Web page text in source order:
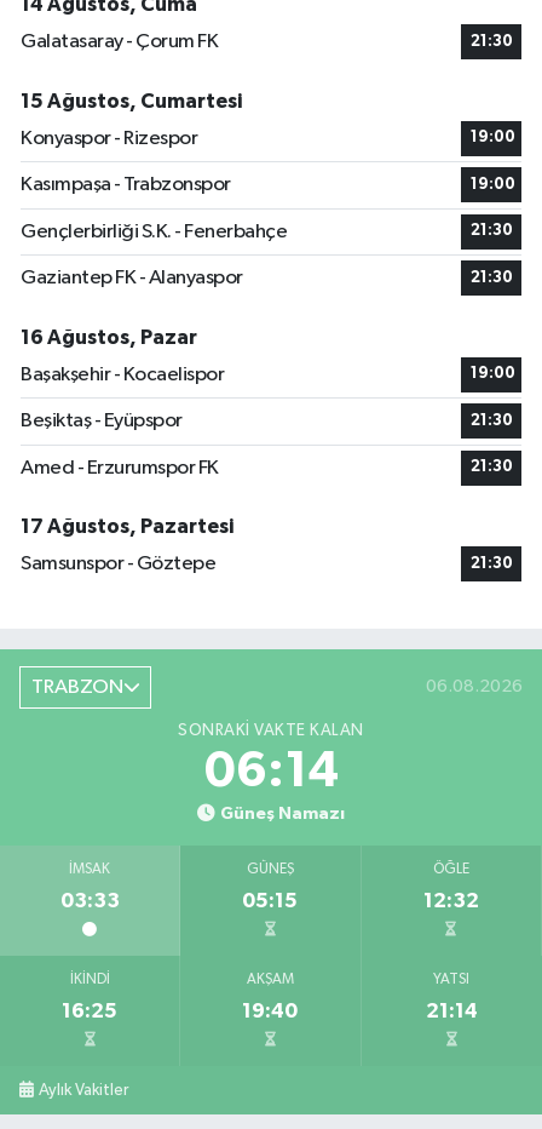
14 Ağustos, Cuma
Galatasaray - Çorum FK
21:30
15 Ağustos, Cumartesi
Konyaspor - Rizespor
19:00
Kasımpaşa - Trabzonspor 19:00
Gençlerbirliği S.K. - Fenerbahçe 21:30
Gaziantep FK - Alanyaspor 21:30
16 Ağustos, Pazar
Başakşehir - Kocaelispor
19:00
Beşiktaş - Eyüpspor 21:30
Amed - Erzurumspor FK 21:30
17 Ağustos, Pazartesi
Samsunspor - Göztepe
21:30
TRABZON 06.08.2026
SONRAKI VAKTE KALAN
06:14
Güneş Namazı
İMSAK
03:33
GÜNEŞ
05:15
ÖĞLE
12:32
İKINDI
16:25
AKŞAM
19:40
YATSI
21:14
Aylık Vakitler